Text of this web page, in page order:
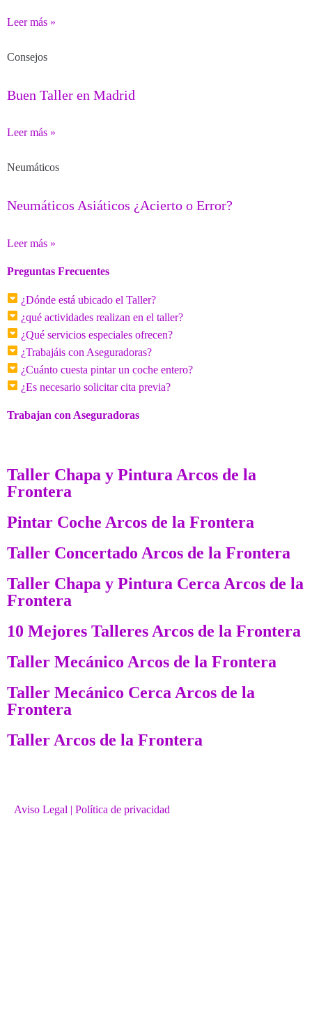
Leer más »
Consejos
Buen Taller en Madrid
Leer más »
Neumáticos
Neumáticos Asiáticos ¿Acierto o Error?
Leer más »
Preguntas Frecuentes
¿Dónde está ubicado el Taller?
¿qué actividades realizan en el taller?
¿Qué servicios especiales ofrecen?
¿Trabajáis con Aseguradoras?
¿Cuánto cuesta pintar un coche entero?
¿Es necesario solicitar cita previa?
Trabajan con Aseguradoras
Taller Chapa y Pintura Arcos de la
Frontera
Pintar Coche Arcos de la Frontera
Taller Concertado Arcos de la Frontera
Taller Chapa y Pintura Cerca Arcos de la
Frontera
10 Mejores Talleres Arcos de la Frontera
Taller Mecánico Arcos de la Frontera
Taller Mecánico Cerca Arcos de la
Frontera
Taller Arcos de la Frontera
Aviso Legal | Política de privacidad